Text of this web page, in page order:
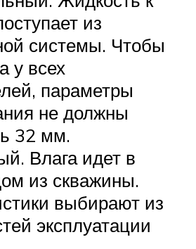
из
системы. Чтобы
у всех
параметры
не должны
32 мм.
Влага идет в
из скважины.
выбирают из
эксплуатации